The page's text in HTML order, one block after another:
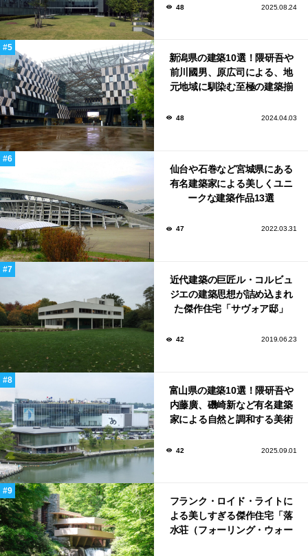
48 2025.08.24
新潟県の建築10選！隈研吾や
前川國男、原広司による、地
元地域に馴染む至極の建築揃
48 2024.04.03
仙台や石巻など宮城県にある
有名建築家による美しくユニ
ークな建築作品13選
47 2022.03.31
近代建築の巨匠ル・コルビュ
ジエの建築思想が詰め込まれ
た傑作住宅「サヴォア邸」
42 2019.06.23
富山県の建築10選！隈研吾や
内藤廣、磯崎新など有名建築
家による自然と調和する美術
42 2025.09.01
フランク・ロイド・ライトに
よる美しすぎる傑作住宅「落
水荘（フォーリング・ウォー